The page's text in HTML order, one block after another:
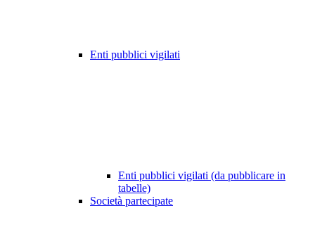
Enti pubblici vigilati
Enti pubblici vigilati (da pubblicare in
tabelle)
Società partecipate